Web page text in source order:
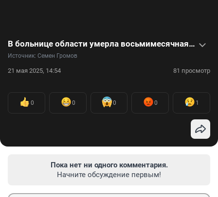
В больнице области умерла восьмимесячная девочка. Видеоинтервью с семьей
Источник: Семен Громов
21 мая 2025, 14:54 81 просмотр
0 0 0 0 1
Пока нет ни одного комментария.
Начните обсуждение первым!